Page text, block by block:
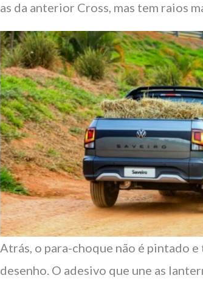
as da anterior Cross, mas tem raios
Atrás, o para-choque não é pintado
desenho. O adesivo que une as